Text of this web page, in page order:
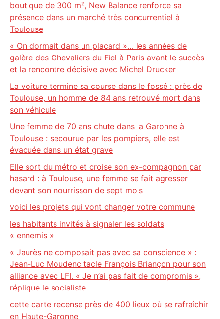
boutique de 300 m², New Balance renforce sa
présence dans un marché très concurrentiel à
Toulouse
« On dormait dans un placard »… les années de
galère des Chevaliers du Fiel à Paris avant le succès
et la rencontre décisive avec Michel Drucker
La voiture termine sa course dans le fossé : près de
Toulouse, un homme de 84 ans retrouvé mort dans
son véhicule
Une femme de 70 ans chute dans la Garonne à
Toulouse : secourue par les pompiers, elle est
évacuée dans un état grave
Elle sort du métro et croise son ex-compagnon par
hasard : à Toulouse, une femme se fait agresser
devant son nourrisson de sept mois
voici les projets qui vont changer votre commune
les habitants invités à signaler les soldats
« ennemis »
« Jaurès ne composait pas avec sa conscience » :
Jean-Luc Moudenc tacle François Briançon pour son
alliance avec LFI. « Je n’ai pas fait de compromis »,
réplique le socialiste
cette carte recense près de 400 lieux où se rafraîchir
en Haute-Garonne